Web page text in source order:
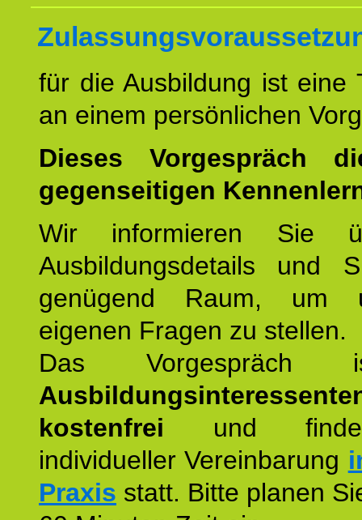
für die Ausbildung ist eine
an einem persönlichen
Dieses Vorgespräch
gegenseitigen
Wir informieren Sie
Ausbildungsdetails und
genügend Raum, um
eigenen Fragen zu stellen.
Das
kostenfrei und
individueller Vereinbarung
Praxis statt. Bitte planen